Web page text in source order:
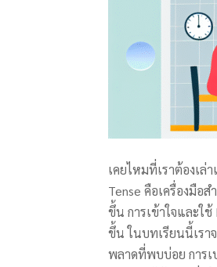
เคยไหมที่เราต้องเล่
Tense คือเครื่องมือ
ขึ้น การเข้าใจและใ
ขึ้น ในบทเรียนนี้เรา
พลาดที่พบบ่อย การเ